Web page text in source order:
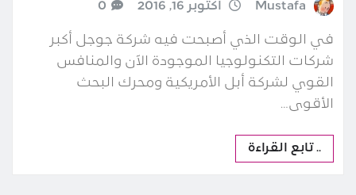
Mustafa أكتوبر 16, 2016 0
في الوقت الذي أصبحت فيه شركة جوجل أكبر
شركات التكنولوجيا الموجودة الآن والمنافس
القوي لشركة أبل الأمريكية ومحرك البحث
الأقوى…
.. تابع القراءة